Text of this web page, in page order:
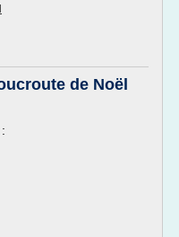
de Noël